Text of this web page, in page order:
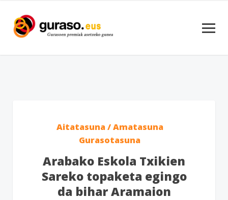
Aitatasuna / Amatasuna
Gurasotasuna
Arabako Eskola Txikien
Sareko topaketa egingo
da bihar Aramaion